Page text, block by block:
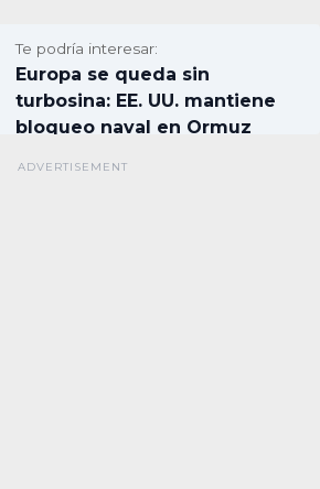
Te podría interesar:
Europa se queda sin
turbosina: EE. UU. mantiene
bloqueo naval en Ormuz